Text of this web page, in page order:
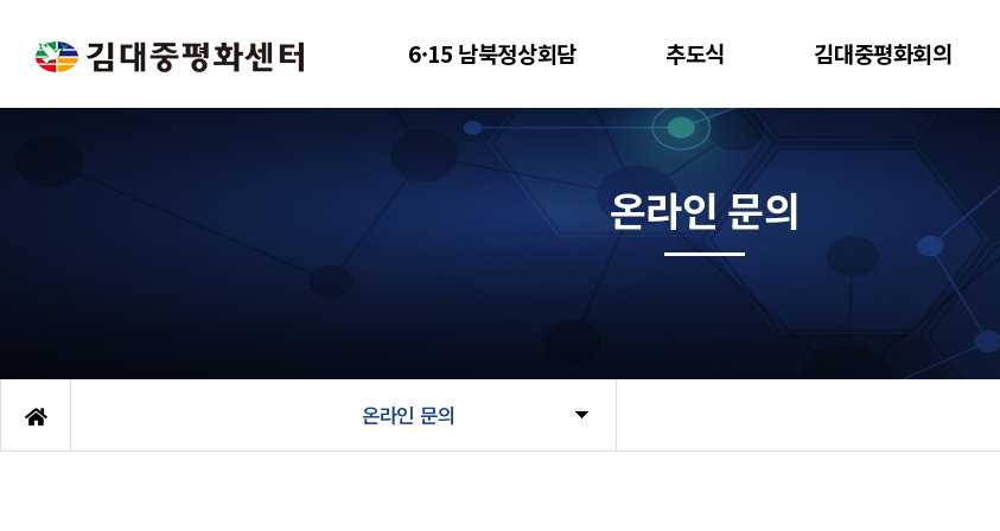
6·15 남북정상회담 추도식 김대중평화회의
온라인 문의
온라인 문의